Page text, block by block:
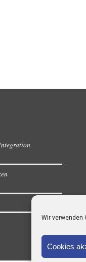
Wir verwenden
Cookies